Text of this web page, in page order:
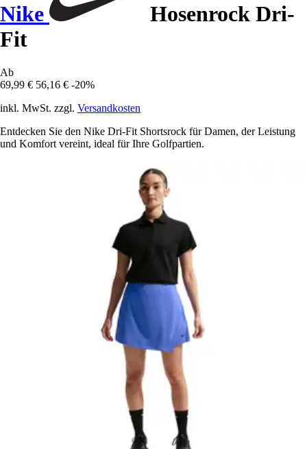
Nike
Hosenrock Dri-
Fit
Ab
69,99 € 56,16 € -20%
inkl. MwSt. zzgl. Versandkosten
Entdecken Sie den Nike Dri-Fit Shortsrock für Damen, der Leistung
und Komfort vereint, ideal für Ihre Golfpartien.